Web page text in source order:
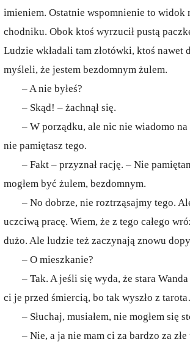
imieniem. Ostatnie wspomnienie to widok
chodniku. Obok ktoś wyrzucił pustą
Ludzie wkładali tam złotówki, ktoś nawet
myśleli, że jestem bezdomnym żulem.
– A nie byłeś?
– Skąd! – żachnął się.
– W porządku, ale nic nie wiadomo
nie pamiętasz tego.
– Fakt – przyznał rację. – Nie
mogłem być żulem, bezdomnym.
– No dobrze, nie roztrząsajmy tego.
uczciwą pracę. Wiem, że z tego całego
dużo. Ale ludzie też zaczynają znowu
– O mieszkanie?
– Tak. A jeśli się wyda, że stara Wanda
ci je przed śmiercią, bo tak wyszło z
– Słuchaj, musiałem, nie mogłem się
– Nie, a ja nie mam ci za bardzo za